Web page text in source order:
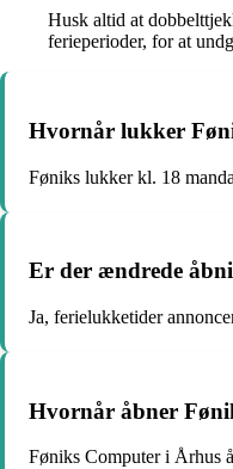
Husk altid at
ferieperioder, for at
Hvornår lukker
Føniks lukker kl. 18
Er der ændrede
Ja, ferielukketider
Hvornår åbner
Føniks Computer i Århus